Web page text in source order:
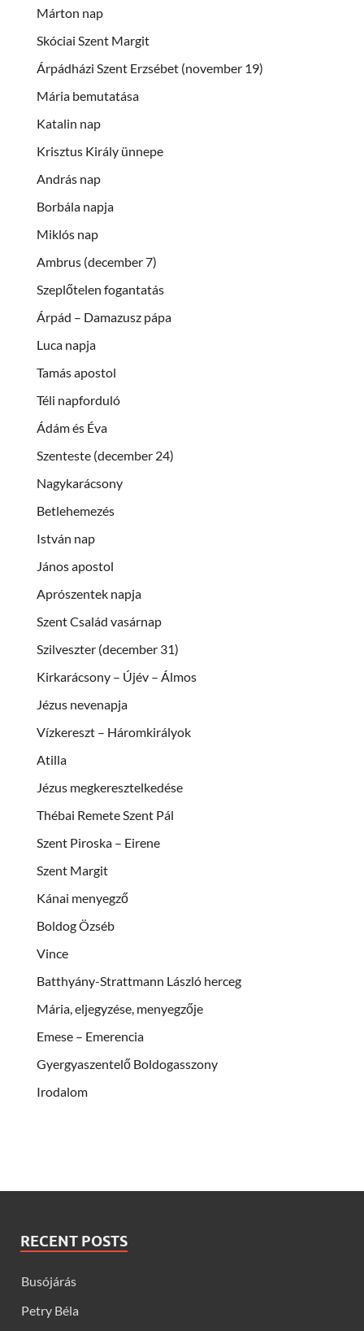
Márton nap
Skóciai Szent Margit
Árpádházi Szent Erzsébet (november 19)
Mária bemutatása
Katalin nap
Krisztus Király ünnepe
András nap
Borbála napja
Miklós nap
Ambrus (december 7)
Szeplőtelen fogantatás
Árpád – Damazusz pápa
Luca napja
Tamás apostol
Téli napforduló
Ádám és Éva
Szenteste (december 24)
Nagykarácsony
Betlehemezés
István nap
János apostol
Aprószentek napja
Szent Család vasárnap
Szilveszter (december 31)
Kirkarácsony – Újév – Álmos
Jézus nevenapja
Vízkereszt – Háromkirályok
Atilla
Jézus megkeresztelkedése
Thébai Remete Szent Pál
Szent Piroska – Eirene
Szent Margit
Kánai menyegző
Boldog Özséb
Vince
Batthyány-Strattmann László herceg
Mária, eljegyzése, menyegzője
Emese – Emerencia
Gyergyaszentelő Boldogasszony
Irodalom
RECENT POSTS
Busójárás
Petry Béla